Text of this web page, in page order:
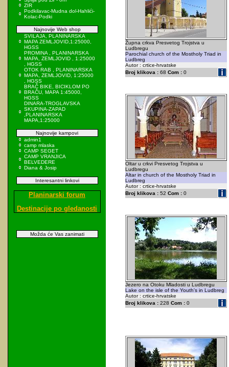
ZIR
Podkilavac-Mudna dol-Hahlići-
Kolac-Podki
Najnovije Web shop
SVILAJA, PLANINARSKA
MAPA ZEMLJOVID,1:25000,
HGSS
PROMINA , PLANINARSKA
MAPA, ZEMLJOVID , 1:25000
, HGSS
OTOK RAB , PLANINARSKA
MAPA, ZEMLJOVID, 1:25000
, HGSS
BRAČ BIKE, BICIKLOM PO
BRAČU, MAPA 1:45000,
HGSS
DINARA-TROGLAVSKA
SKUPINA-ZAPAD
,PLANINARSKA
MAPA,1:25000
Najnovije kampovi
admin1
camp mlaska
CAMP SEGET
CAMP VRANJICA
BELVEDERE
Diana & Josip
Interesantni linkovi
Planinarski forum
Destinacije po gledanosti
Možda će Vas zanimati
Župna crkva Presvetog Trojstva u
Ludbregu
Parochial church of the Mostholy Triad in
Ludbreg
Autor : crtice-hrvatske
Broj klikova :68 Com :0
Oltar u crkvi Presvetog Trojstva u
Ludbregu
Altar in church of the Mostholy Triad in
Ludbreg
Autor : crtice-hrvatske
Broj klikova :52 Com :0
Jezero na Otoku Mladosti u Ludbregu
Lake on the isle of the Youth's in Ludbreg
Autor : crtice-hrvatske
Broj klikova :228 Com :0